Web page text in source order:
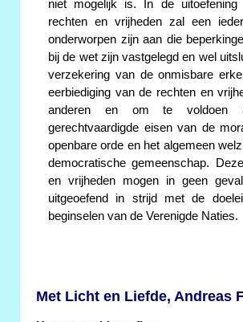
niet mogelijk is. In de
rechten en vrijheden zal een
onderworpen zijn aan die
bij de wet zijn vastgelegd en wel
verzekering van de onmisbare
eerbiediging van de rechten en
anderen en om te voldoen
gerechtvaardigde eisen van de
openbare orde en het algemeen
democratische gemeenschap.
en vrijheden mogen in geen
uitgeoefend in strijd met de
beginselen van de Verenigde Naties.
Met Licht en Liefde, Andreas